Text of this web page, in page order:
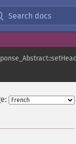
Search docs